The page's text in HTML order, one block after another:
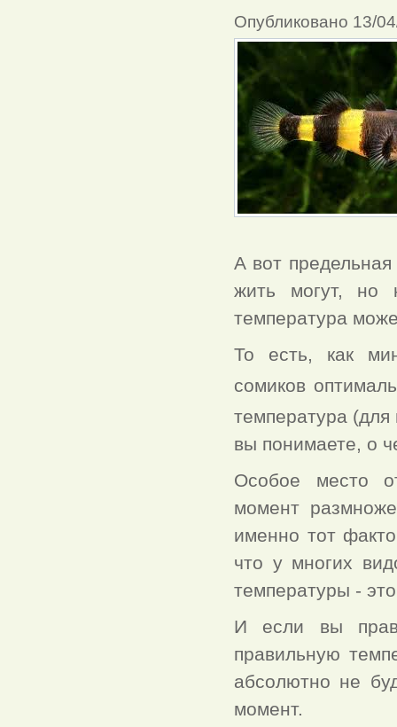
Опубликовано 13/
А вот
жить могут, но
температура
То есть, как
сомиков
температура
вы понимаете, о
Особое место
момент
именно тот
что у многих
температуры -
И если вы
правильную
абсолютно не
момент.